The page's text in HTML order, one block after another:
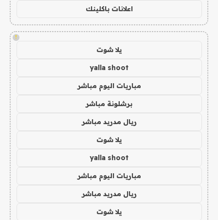
اعلانات باكلينك
!
يلا شوت
yalla shoot
مباريات اليوم مباشر
برشلونة مباشر
ريال مدريد مباشر
يلا شوت
yalla shoot
مباريات اليوم مباشر
ريال مدريد مباشر
يلا شوت